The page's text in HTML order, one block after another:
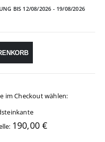
BIS 12/08/2026 - 19/08/2026
im Checkout wählen:
190,00€